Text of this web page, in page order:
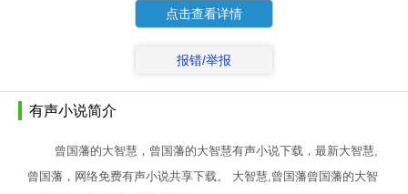
点击查看详情
报错/举报
有声小说简介
曾国藩的大智慧，曾国藩的大智慧有声小说下载，最新大智慧,
曾国藩，网络免费有声小说共享下载。 大智慧,曾国藩曾国藩的大智